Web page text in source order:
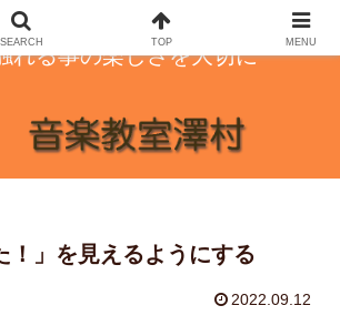
れる事の楽しさを大切に
！」を見えるようにする
2022.09.12
SEARCH TOP MENU